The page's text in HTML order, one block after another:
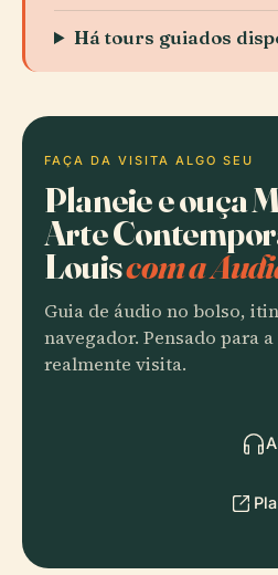
Há tours guiados
FAÇA DA VISITA ALGO SEU
Planeie e ouça
Arte
Louiscom a
Guia de áudio no bolso,
navegador. Pensado para
realmente visita.